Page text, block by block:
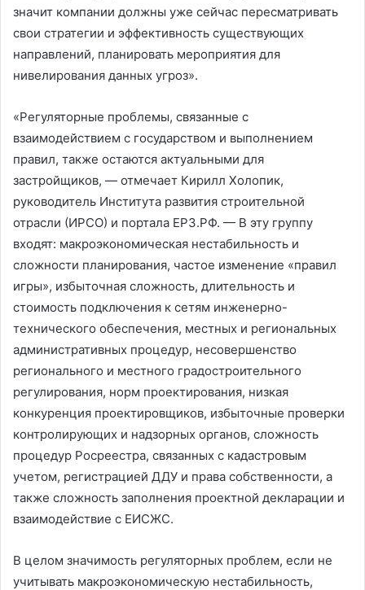
значит компании должны уже сейчас пересматривать
свои стратегии и эффективность существующих
направлений, планировать мероприятия для
нивелирования данных угроз».
«Регуляторные проблемы, связанные с
взаимодействием с государством и выполнением
правил, также остаются актуальными для
застройщиков, — отмечает Кирилл Холопик,
руководитель Института развития строительной
отрасли (ИРСО) и портала ЕРЗ.РФ. — В эту группу
входят: макроэкономическая нестабильность и
сложности планирования, частое изменение «правил
игры», избыточная сложность, длительность и
стоимость подключения к сетям инженерно-
технического обеспечения, местных и региональных
административных процедур, несовершенство
регионального и местного градостроительного
регулирования, норм проектирования, низкая
конкуренция проектировщиков, избыточные проверки
контролирующих и надзорных органов, сложность
процедур Росреестра, связанных с кадастровым
учетом, регистрацией ДДУ и права собственности, а
также сложность заполнения проектной декларации и
взаимодействие с ЕИСЖС.
В целом значимость регуляторных проблем, если не
учитывать макроэкономическую нестабильность,